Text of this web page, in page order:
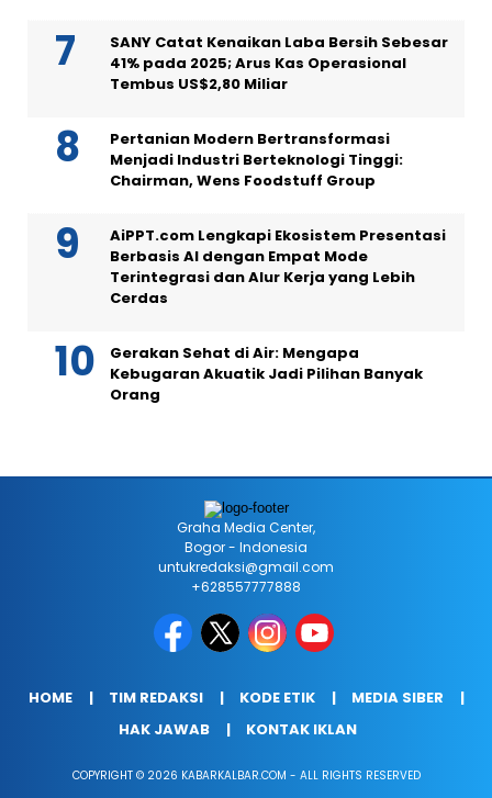
SANY Catat Kenaikan Laba Bersih Sebesar
41% pada 2025; Arus Kas Operasional
Tembus US$2,80 Miliar
Pertanian Modern Bertransformasi
Menjadi Industri Berteknologi Tinggi:
Chairman, Wens Foodstuff Group
AiPPT.com Lengkapi Ekosistem Presentasi
Berbasis AI dengan Empat Mode
Terintegrasi dan Alur Kerja yang Lebih
Cerdas
Gerakan Sehat di Air: Mengapa
Kebugaran Akuatik Jadi Pilihan Banyak
Orang
Graha Media Center,
Bogor - Indonesia
untukredaksi@gmail.com
+628557777888
HOME TIM REDAKSI KODE ETIK
MEDIA SIBER
HAK JAWAB
KONTAK IKLAN
COPYRIGHT © 2026 KABARKALBAR.COM - ALL RIGHTS RESERVED